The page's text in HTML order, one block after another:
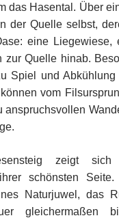
das Hasental. Über
der Quelle selbst,
eine
zur Quelle hinab.
Spiel und
vom
anspruchsvollen
zeigt sich
schönsten Seite.
Naturjuwel, das
gleichermaßen